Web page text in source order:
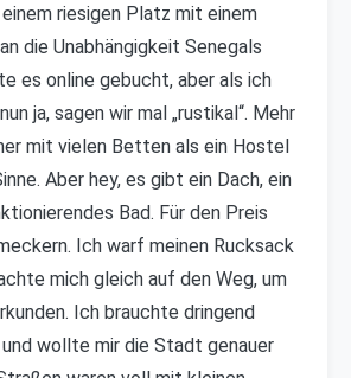
einem riesigen Platz mit einem
die Unabhängigkeit Senegals
es online gebucht, aber als ich
ja, sagen wir mal „rustikal“. Mehr
mit vielen Betten als ein Hostel
Aber hey, es gibt ein Dach, ein
Bad. Für den Preis
Ich warf meinen Rucksack
mich gleich auf den Weg, um
Ich brauchte dringend
wollte mir die Stadt genauer